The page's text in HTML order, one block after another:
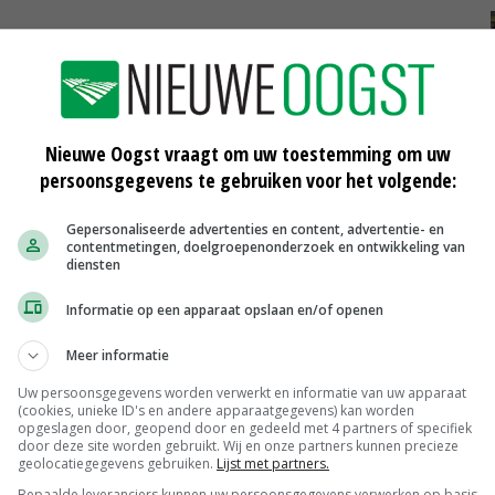
aantal planten in het klokfront in de afmijnzaal
werden getoond.
Het gekochte aantal wordt niet meer getoond.
aantal beter zichtbaar op de klok.
Nieuwe Oogst vraagt om uw toestemming om uw
persoonsgegevens te gebruiken voor het volgende:
Gepersonaliseerde advertenties en content, advertentie- en
contentmetingen, doelgroepenonderzoek en ontwikkeling van
diensten
Informatie op een apparaat opslaan en/of openen
Meer informatie
Uw persoonsgegevens worden verwerkt en informatie van uw apparaat
(cookies, unieke ID's en andere apparaatgegevens) kan worden
opgeslagen door, geopend door en gedeeld met 4 partners of specifiek
door deze site worden gebruikt. Wij en onze partners kunnen precieze
geolocatiegegevens gebruiken. Lijst met partners.